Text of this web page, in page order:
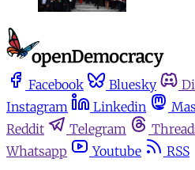
Facebook Bluesky
Instagram
Linkedin
Reddit
Telegram
Whatsapp
Youtube
RSS